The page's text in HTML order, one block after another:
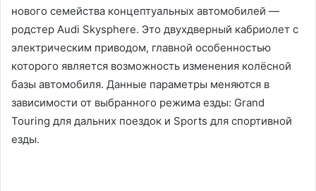
нового семейства концептуальных автомобилей —
родстер Audi Skysphere. Это двухдверный кабриолет с
электрическим приводом, главной особенностью
которого является возможность изменения колёсной
базы автомобиля. Данные параметры меняются в
зависимости от выбранного режима езды: Grand
Touring для дальних поездок и Sports для спортивной
езды.